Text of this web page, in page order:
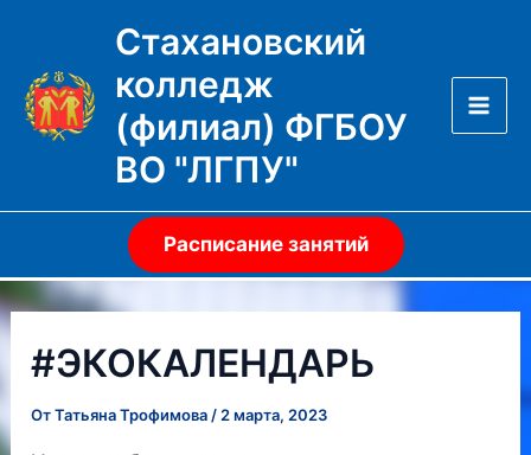
содержимому
Стахановский
колледж
(филиал) ФГБОУ
ВО "ЛГПУ"
Расписание занятий
#ЭКОКАЛЕНДАРЬ
ОтТатьяна Трофимова / 2 марта, 2023